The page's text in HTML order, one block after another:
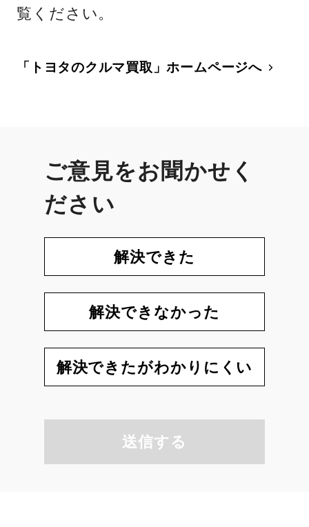
覧ください。
「トヨタのクルマ買取」ホームページへ
ご意見をお聞かせく
ださい
解決できた
解決できなかった
解決できたがわかりにくい
送信する